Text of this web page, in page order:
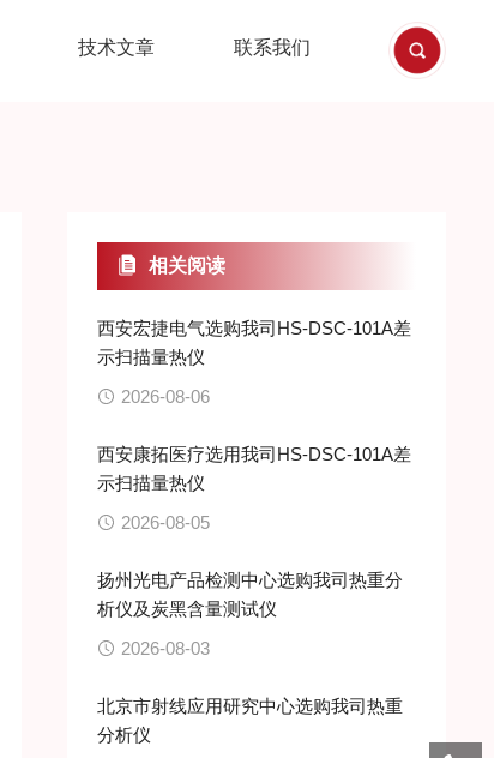
技术文章 联系我们
相关阅读
西安宏捷电气选购我司HS-DSC-101A差
示扫描量热仪
2026-08-06
西安康拓医疗选用我司HS-DSC-101A差
示扫描量热仪
2026-08-05
扬州光电产品检测中心选购我司热重分
析仪及炭黑含量测试仪
2026-08-03
北京市射线应用研究中心选购我司热重
分析仪